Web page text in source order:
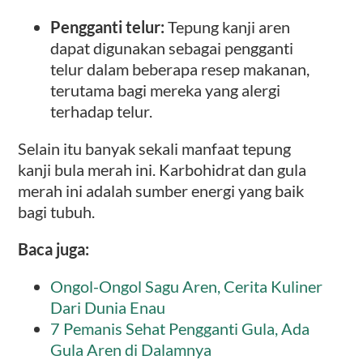
Pengganti telur: Tepung kanji aren
dapat digunakan sebagai pengganti
telur dalam beberapa resep makanan,
terutama bagi mereka yang alergi
terhadap telur.
Selain itu banyak sekali manfaat tepung
kanji bula merah ini. Karbohidrat dan gula
merah ini adalah sumber energi yang baik
bagi tubuh.
Baca juga:
Ongol-Ongol Sagu Aren, Cerita Kuliner
Dari Dunia Enau
7 Pemanis Sehat Pengganti Gula, Ada
Gula Aren di Dalamnya